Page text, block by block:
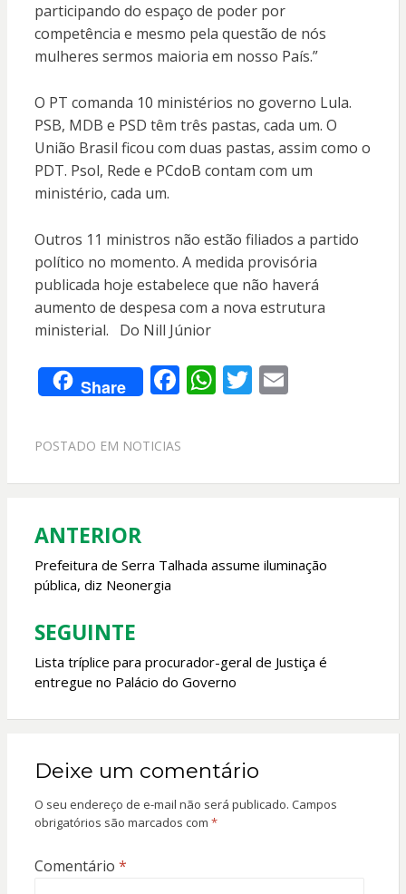
participando do espaço de poder por
competência e mesmo pela questão de nós
mulheres sermos maioria em nosso País.”
O PT comanda 10 ministérios no governo Lula.
PSB, MDB e PSD têm três pastas, cada um. O
União Brasil ficou com duas pastas, assim como o
PDT. Psol, Rede e PCdoB contam com um
ministério, cada um.
Outros 11 ministros não estão filiados a partido
político no momento. A medida provisória
publicada hoje estabelece que não haverá
aumento de despesa com a nova estrutura
ministerial. Do Nill Júnior
Share F
e
o
k
W
A
p
T E
POSTADO EM NOTICIAS
Navegação
de
Post
ANTERIOR
Prefeitura de Serra Talhada assume iluminação
pública, diz Neonergia
SEGUINTE
Lista tríplice para procurador-geral de Justiça é
entregue no Palácio do Governo
Deixe um comentário
O seu endereço de e-mail não será publicado. Campos
obrigatórios são marcados com *
Comentário *